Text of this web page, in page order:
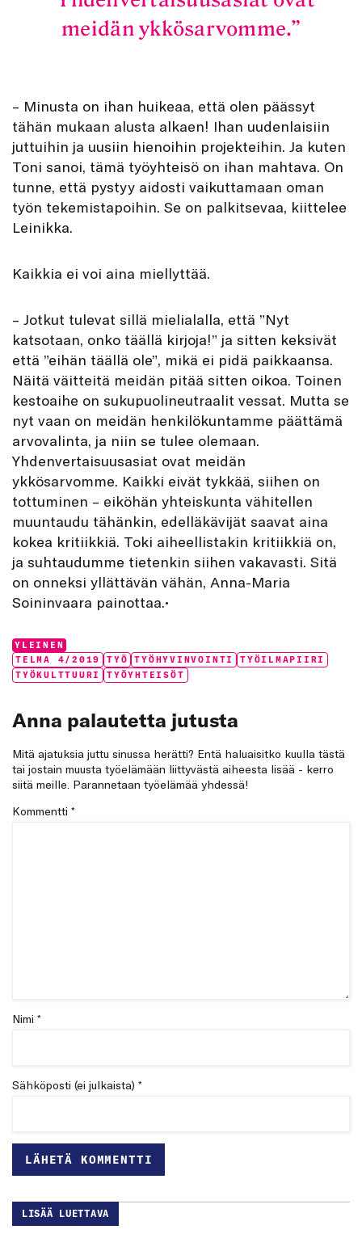
meidän ykkösarvomme.
– Minusta on ihan huikeaa, että olen päässyt
tähän mukaan alusta alkaen! Ihan uudenlaisiin
juttuihin ja uusiin hienoihin projekteihin. Ja kuten
Toni sanoi, tämä työyhteisö on ihan mahtava. On
tunne, että pystyy aidosti vaikuttamaan oman
työn tekemistapoihin. Se on palkitsevaa, kiittelee
Leinikka.
Kaikkia ei voi aina miellyttää.
– Jotkut tulevat sillä mielialalla, että ”Nyt
katsotaan, onko täällä kirjoja!” ja sitten keksivät
että ”eihän täällä ole”, mikä ei pidä paikkaansa.
Näitä väitteitä meidän pitää sitten oikoa. Toinen
kestoaihe on sukupuolineutraalit vessat. Mutta se
nyt vaan on meidän henkilökuntamme päättämä
arvovalinta, ja niin se tulee olemaan.
Yhdenvertaisuusasiat ovat meidän
ykkösarvomme. Kaikki eivät tykkää, siihen on
tottuminen – eiköhän yhteiskunta vähitellen
muuntaudu tähänkin, edelläkävijät saavat aina
kokea kritiikkiä. Toki aiheellistakin kritiikkiä on,
ja suhtaudumme tietenkin siihen vakavasti. Sitä
on onneksi yllättävän vähän, Anna-Maria
Soininvaara painottaa.•
Categories:
YLEINEN
Tags:
TELMA 4/2019 TYÖ TYÖHYVINVOINTI
TYÖILMAPIIRI
TYÖKULTTUURI
TYÖYHTEISÖT
Anna palautetta jutusta
Mitä ajatuksia juttu sinussa herätti? Entä haluaisitko kuulla tästä
tai jostain muusta työelämään liittyvästä aiheesta lisää - kerro
siitä meille. Parannetaan työelämää yhdessä!
Kommentti *
Nimi *
Sähköposti (ei julkaista) *
LISÄÄ LUETTAVA